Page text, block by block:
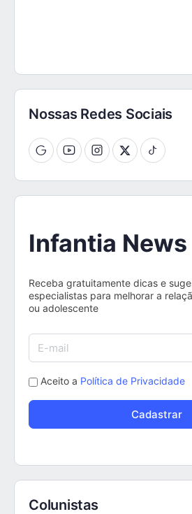
Nossas Redes Sociais
Infantia News
Receba gratuitamente dicas e
especialistas para melhorar a
ou adolescente
Aceito a Política de Privacidade
Colunistas